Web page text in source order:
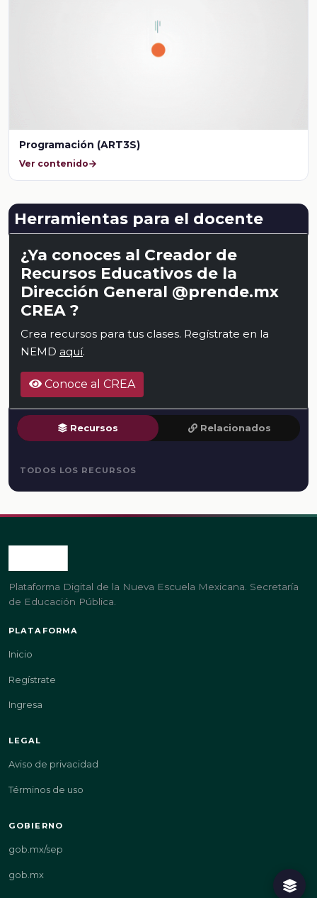
Programación (ART3S)
Ver contenido
Herramientas para el docente
¿Ya conoces al Creador de
Recursos Educativos de la
Dirección General @prende.mx
CREA ?
Crea recursos para tus clases. Regístrate en la
NEMD aquí.
Conoce al CREA
Recursos Relacionados
TODOS LOS RECURSOS
Plataforma Digital de la Nueva Escuela Mexicana. Secretaría
de Educación Pública.
PLATAFORMA
Inicio
Regístrate
Ingresa
LEGAL
Aviso de privacidad
Términos de uso
GOBIERNO
gob.mx/sep
gob.mx